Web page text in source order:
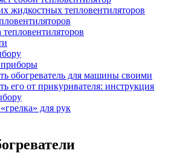
жидкостных тепловентиляторов
обогреватель для машины своими
его от прикуривателя: инструкция
для рук